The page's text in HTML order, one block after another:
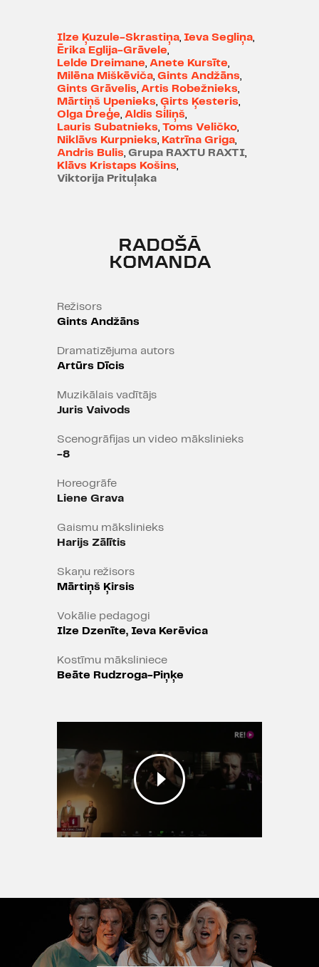
vismaz mums izdevās. Mēs šo
sezonu beidzam gatavi. Visam. Pat
nākamajai sezonai.
P.S. Iespējams, koncertā būs arī
Andris Bulis.
Ilze Ķuzule-Skrastiņa, Ieva Segliņa,
Ērika Eglija-Grāvele,
Lelde Dreimane, Anete Kursīte,
Milēna Miškēviča, Gints Andžāns,
Gints Grāvelis, Artis Robežnieks,
Mārtiņš Upenieks, Ģirts Ķesteris,
Olga Dreģe, Aldis Siliņš,
Lauris Subatnieks, Toms Veličko,
Niklāvs Kurpnieks, Katrīna Griga,
Andris Bulis, Grupa RAXTU RAXTI,
Klāvs Kristaps Košins,
Viktorija Prituļaka
RADOŠĀ
KOMANDA
Režisors
Gints Andžāns
Dramatizējuma autors
Artūrs Dīcis
Muzikālais vadītājs
Juris Vaivods
Scenogrāfijas un video mākslinieks
-8
Horeogrāfe
Liene Grava
Gaismu mākslinieks
Harijs Zālītis
Skaņu režisors
Mārtiņš Ķirsis
Vokālie pedagogi
Ilze Dzenīte, Ieva Kerēvica
Kostīmu māksliniece
Beāte Rudzroga-Piņķe